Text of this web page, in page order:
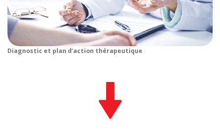
Diagnostic et plan d’action thérapeutique